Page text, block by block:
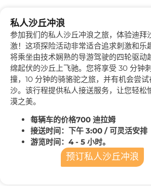
私人沙丘冲浪
参加我们的私人沙丘冲浪之旅，体验迪拜
激！这项探险活动非常适合追求刺激和乐
将乘坐由技术娴熟的导游驾驶的四轮驱动
绵起伏的沙丘上飞驰。您将享受 30 分钟
撞，10 分钟的骑骆驼之旅，并有机会尝
沙。该行程提供私人接送服务，让您轻松
漠之美。
每辆车的价格700 迪拉姆
接送时间：下午 3:00 / 可灵活安排
游览时间：4 - 5 小时。
预订私人沙丘冲浪